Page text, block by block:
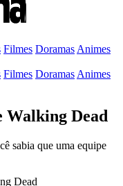
Filmes Doramas Animes
Filmes Doramas Animes
Walking Dead
sabia que uma equipe